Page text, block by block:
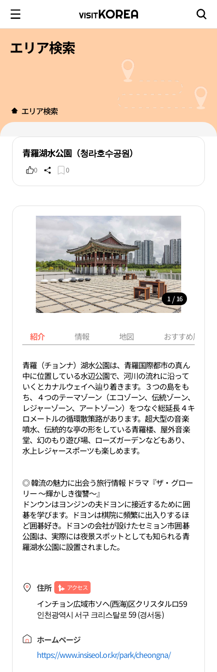
エリア検索
エリア検索
青羅湖水公園（청라호수공원）
0 0
1 / 16
紹介 情報 地図 おすすめ周辺
青羅（チョンナ）湖水公園は、青羅国際都市の真ん
中に位置している水辺公園で、河川の流れに沿って
いくとカナルウェイへ辿り着きます。３つの島をも
ち、４つのテーマゾーン（エコゾーン、伝統ゾーン、
レジャーゾーン、アートゾーン）をつなぐ総延長４キ
ロメートルの循環散策路があります。超大型の音楽
噴水、伝統的な亭の形をしている青羅楼、屋外音楽
堂、幻のもり遊び場、ローズガーデンなどもあり、
水上レジャースポーツも楽しめます。
◎ 韓流の魅力に出会う旅行情報 ドラマ『ザ・グロー
リー 〜輝かしき復讐〜』
ドンウンはヨンジンの夫ドヨンに接近するために囲
碁を学びます。ドヨンは棋院に頻繁に出入りするほ
ど囲碁好き。ドヨンの会社が設けたセミョン市囲碁
公園は、実際には夜景スポットとしても知られる青
羅湖水公園に設置されました。
住所 アクセス
インチョン広域市ソヘ(西海)区クリスタルロ59
인천광역시 서구 크리스탈로 59 (경서동)
ホームページ
https://www.insiseol.or.kr/park/cheongna/